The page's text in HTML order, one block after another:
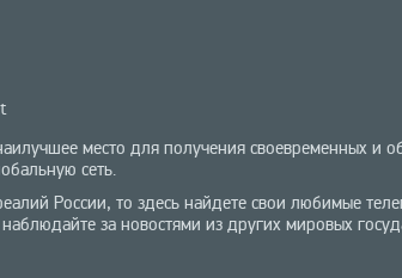
место для получения своевременных и
сеть.
России, то здесь найдете свои любимые
за новостями из других мировых